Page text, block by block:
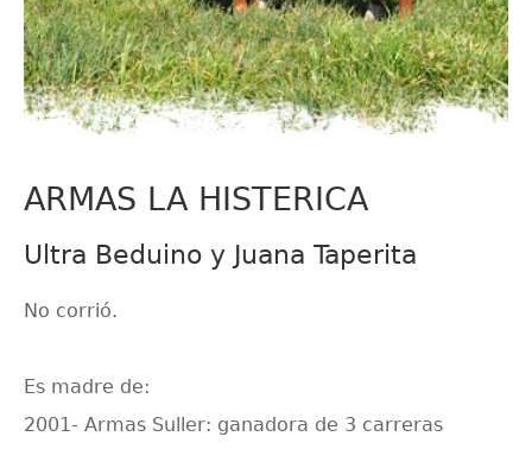
ARMAS LA HISTERICA
Ultra Beduino y Juana Taperita
No corrió.
Es madre de:
2001- Armas Suller: ganadora de 3 carreras